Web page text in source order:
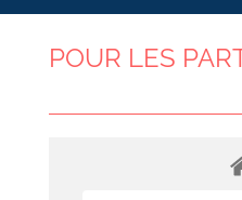
POUR LES